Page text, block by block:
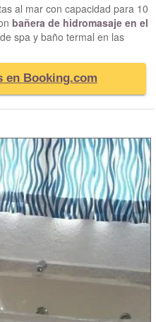
al mar con capacidad para 10
bañera de hidromasaje en el
spa y baño termal en las
en Booking.com